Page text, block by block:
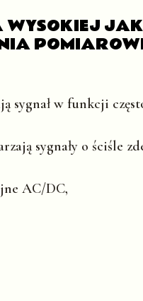
WYSOKIEJ
sygnał w funkcji
sygnały o ściśle
AC/DC,